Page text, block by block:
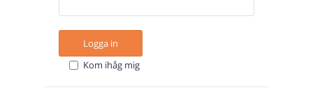
Logga in
Kom ihåg mig